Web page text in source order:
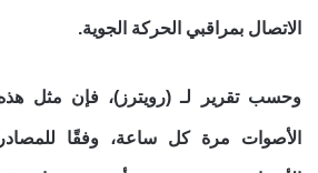
الاتصال بمراقبي الحركة الجوية.
وحسب تقرير لـ (رويترز)، فإن مثل
الأصوات مرة كل ساعة، وفقًا